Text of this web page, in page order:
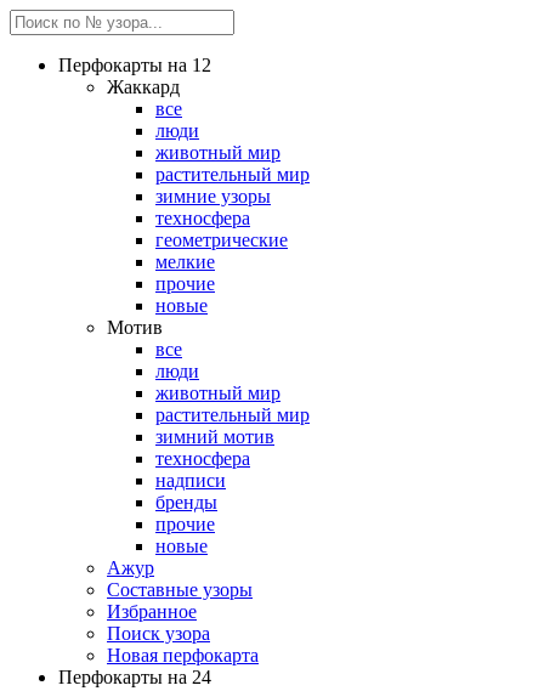
Перфокарты на 12
Жаккард
все
люди
животный мир
растительный мир
зимние узоры
техносфера
геометрические
мелкие
прочие
новые
Мотив
все
люди
животный мир
растительный мир
зимний мотив
техносфера
надписи
бренды
прочие
новые
Ажур
Составные узоры
Избранное
Поиск узора
Новая перфокарта
Перфокарты на 24